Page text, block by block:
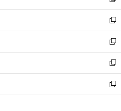
開
く
ウ
で
開
く
ン
ド
ウ
で
開
く
ウ
ィ
ン
ド
ウ
で
開
く
し
い
ウ
ィ
ン
ド
ウ
で
開
新
し
い
ウ
ィ
ン
ド
ウ
新
し
い
ウ
ィ
ン
新
し
い
ウ
新
し